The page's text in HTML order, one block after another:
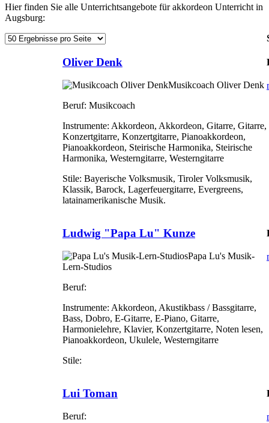
Hier finden Sie alle Unterrichtsangebote für akkordeon Unterricht in
Augsburg:
Oliver Denk
Musikcoach Oliver Denk
Beruf: Musikcoach
Instrumente: Akkordeon, Akkordeon, Gitarre, Gitarre,
Konzertgitarre, Konzertgitarre, Pianoakkordeon,
Pianoakkordeon, Steirische Harmonika, Steirische
Harmonika, Westerngitarre, Westerngitarre
Stile: Bayerische Volksmusik, Tiroler Volksmusik,
Klassik, Barock, Lagerfeuergitarre, Evergreens,
latainamerikanische Musik.
Ludwig "Papa Lu" Kunze
Papa Lu's Musik-
Lern-Studios
Beruf:
Instrumente: Akkordeon, Akustikbass / Bassgitarre,
Bass, Dobro, E-Gitarre, E-Piano, Gitarre,
Harmonielehre, Klavier, Konzertgitarre, Noten lesen,
Pianoakkordeon, Ukulele, Westerngitarre
Stile:
Lui Toman
Beruf: